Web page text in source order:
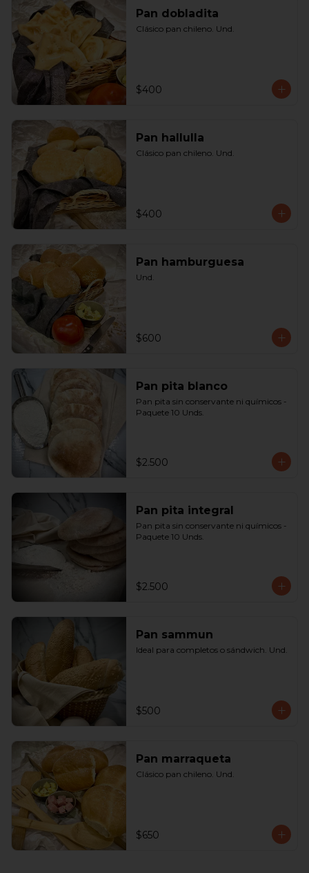
Pan dobladita
Clásico pan chileno. Und.
$400
Pan hallulla
Clásico pan chileno. Und.
$400
Pan hamburguesa
Und.
$600
Pan pita blanco
Pan pita sin conservante ni químicos -
Paquete 10 Unds.
$2.500
Pan pita integral
Pan pita sin conservante ni químicos -
Paquete 10 Unds.
$2.500
Pan sammun
Ideal para completos o sándwich. Und.
$500
Pan marraqueta
Clásico pan chileno. Und.
$650